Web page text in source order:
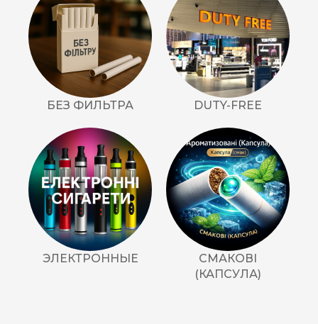
БЕЗ ФИЛЬТРА DUTY-FREE
ЭЛЕКТРОННЫЕ
СМАКОВІ
(КАПСУЛА)